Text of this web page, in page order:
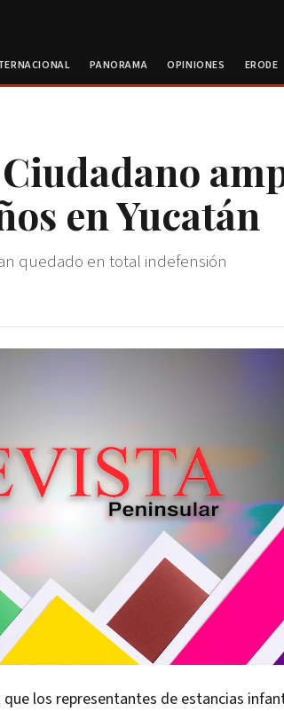
PANORAMA OPINIONES ERODE
en Yucatán
quedado en total indefensión
los representantes de estancias